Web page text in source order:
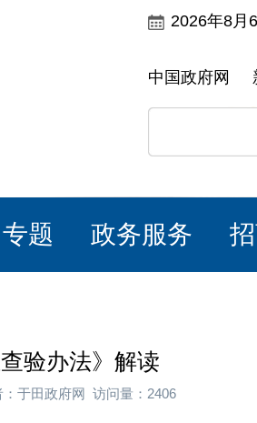
2026年8
中国政府网
题 政务服务
验办法》解读
于田政府网 访问量：2406